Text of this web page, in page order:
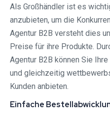
Als Großhändler ist es
anzubieten, um die
Agentur B2B versteht dies
Preise für ihre Produkte.
Agentur B2B können Sie
und gleichzeitig
Kunden anbieten.
Einfache